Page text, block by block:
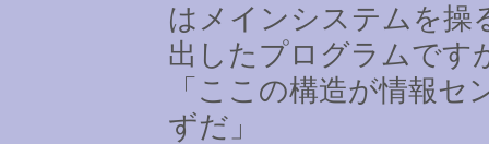
はメインシステムを操
出したプログラムです
「ここの構造が情報
ずだ」